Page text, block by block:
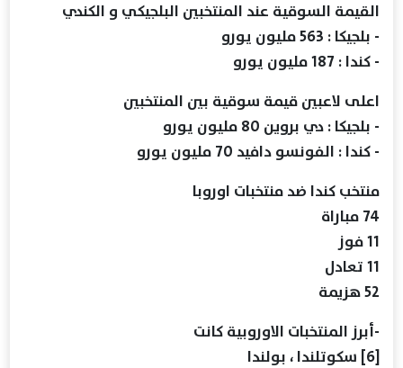
‏القيمة السوقية عند المنتخبين البلجيكي و الكندي
- بلجيكا : 563 مليون يورو
- كندا : 187 مليون يورو
اعلى لاعبين قيمة سوقية بين المنتخبين
- بلجيكا : دي بروين 80 مليون يورو
- كندا : الفونسو دافيد 70 مليون يورو
‏منتخب كندا ضد منتخبات اوروبا
74 مباراة
11 فوز
11 تعادل
52 هزيمة
-أبرز المنتخبات الاوروبية كانت
[6] سكوتلندا ، بولندا